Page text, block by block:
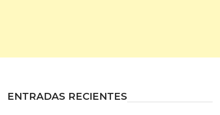
ENTRADAS RECIENTES